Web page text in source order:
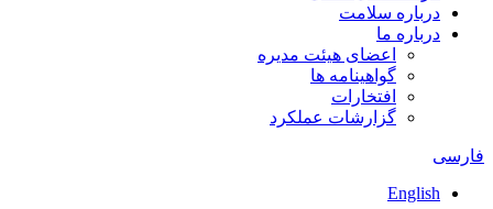
درباره سلامت
درباره ما
اعضای هیئت مدیره
گواهینامه ها
افتخارات
گزارشات عملکرد
فارسی
English